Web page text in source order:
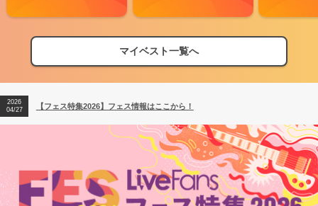
マイベスト一覧へ
【フェス特集2026】フェス情報はここから！
【ライブ動員ランキング】2026年上半期編発表！
2026
04/27
【フェス特集2026】フェス情報はここから！
2026
【ライブ動員ランキング】2026年上半期編発表！